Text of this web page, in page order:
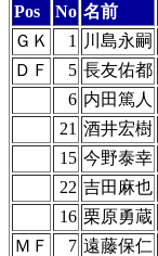
Pos
No 名前
ＧＫ
1 川島永嗣
ＤＦ
5 長友佑都
6 内田篤人
21 酒井宏樹
15 今野泰幸
22 吉田麻也
16 栗原勇蔵
ＭＦ
7 遠藤保仁